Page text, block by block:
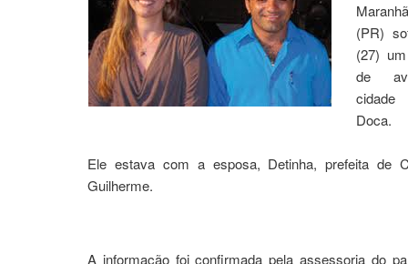
(PR)
(27)
de
Doca.
Ele estava com a esposa, Detinha, prefeita de
Guilherme.
A informação foi confirmada pela assessoria do